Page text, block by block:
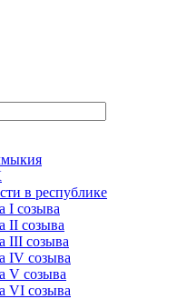
в республике
I созыва
II созыва
III созыва
IV созыва
V созыва
VI созыва